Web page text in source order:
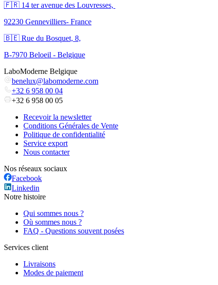
🇫🇷 ​14 ter avenue des Louvresses,
92230 Gennevilliers- France
🇧🇪 Rue du Bosquet, 8,
B-7970 Beloeil - Belgique
LaboModerne Belgique
benelux@labomoderne.com
+32 6 958 00 04
+32 6 958 00 05
Recevoir la newsletter
Conditions Générales de Vente
Politique de confidentialité
Service export
Nous contacter
Nos réseaux sociaux
Facebook
Linkedin
Notre histoire
Qui sommes nous ?
Où sommes nous ?
FAQ - Questions souvent posées
Services client
Livraisons
Modes de paiement